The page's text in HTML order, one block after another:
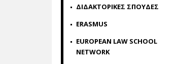
ΔΙΔΑΚΤΟΡΙΚΕΣ ΣΠΟΥΔΕΣ
ERASMUS
EUROPEAN LAW SCHOOL
NETWORK